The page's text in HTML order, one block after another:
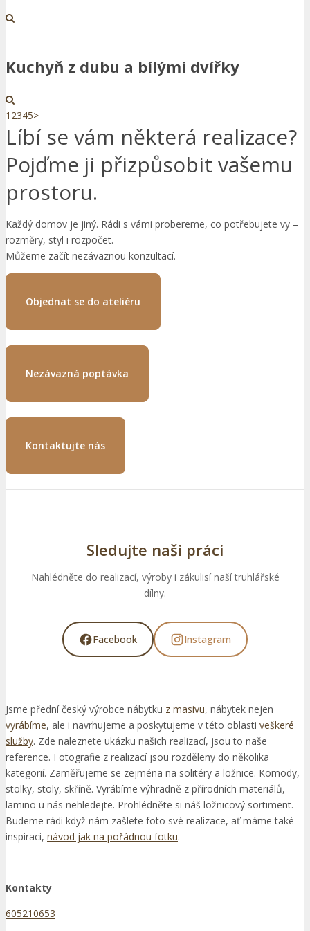
Kuchyň z dubu a bílými dvířky
1 2345>
Líbí se vám některá realizace?
Pojďme ji přizpůsobit vašemu
prostoru.
Každý domov je jiný. Rádi s vámi probereme, co potřebujete vy –
rozměry, styl i rozpočet.
Můžeme začít nezávaznou konzultací.
Objednat se do ateliéru
Nezávazná poptávka
Kontaktujte nás
Sledujte naši práci
Nahlédněte do realizací, výroby i zákulisí naší truhlářské
dílny.
Facebook Instagram
Jsme přední český výrobce nábytku z masivu, nábytek nejen
vyrábíme, ale i navrhujeme a poskytujeme v této oblasti veškeré
služby. Zde naleznete ukázku našich realizací, jsou to naše
reference. Fotografie z realizací jsou rozděleny do několika
kategorií. Zaměřujeme se zejména na solitéry a ložnice. Komody,
stolky, stoly, skříně. Vyrábíme výhradně z přírodních materiálů,
lamino u nás nehledejte. Prohlédněte si náš ložnicový sortiment.
Budeme rádi když nám zašlete foto své realizace, ať máme také
inspiraci, návod jak na pořádnou fotku.
Kontakty
605210653